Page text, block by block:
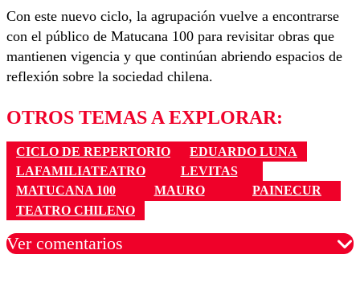
Con este nuevo ciclo, la agrupación vuelve a encontrarse
con el público de Matucana 100 para revisitar obras que
mantienen vigencia y que continúan abriendo espacios de
reflexión sobre la sociedad chilena.
OTROS TEMAS A EXPLORAR:
CICLO DE REPERTORIO
EDUARDO LUNA
LAFAMILIATEATRO
LEVITAS
MATUCANA 100
MAURO
PAINECUR
TEATRO CHILENO
Ver comentarios